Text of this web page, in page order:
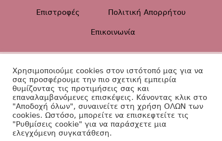
Επιστροφές Πολιτική Απορρήτου
Επικοινωνία
Βαπτιστικά Diamanti ©2026
Κατασκευή Ιστοσελίδας
Χρησιμοποιούμε cookies στον ιστότοπό μας για να
σας προσφέρουμε την πιο σχετική εμπειρία
θυμίζοντας τις προτιμήσεις σας και
επαναλαμβανόμενες επισκέψεις. Κάνοντας κλικ στο
"Αποδοχή όλων", συναινείτε στη χρήση ΟΛΩΝ των
cookies. Ωστόσο, μπορείτε να επισκεφτείτε τις
"Ρυθμίσεις cookie" για να παράσχετε μια
ελεγχόμενη συγκατάθεση.